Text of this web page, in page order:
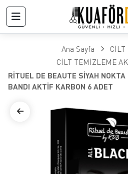
Ana Sayfa
CİLT
CİLT TEMİZLEME
RİTUEL DE BEAUTE SİYAH
BANDI AKTİF KARBON 6 ADET